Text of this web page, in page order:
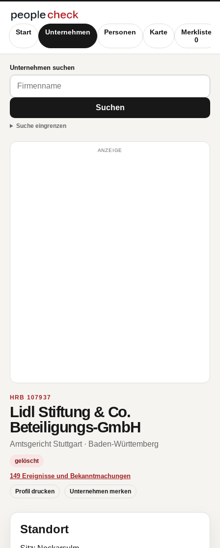
Start Unternehmen Personen Karte
Merkliste
0
Unternehmen suchen
Suchen
Suche eingrenzen
ANZEIGE
HRB 107937
Lidl Stiftung & Co.
Beteiligungs-GmbH
Amtsgericht Stuttgart · Baden-Württemberg
gelöscht
149 Ereignisse und Bekanntmachungen
Profil drucken Unternehmen merken
Standort